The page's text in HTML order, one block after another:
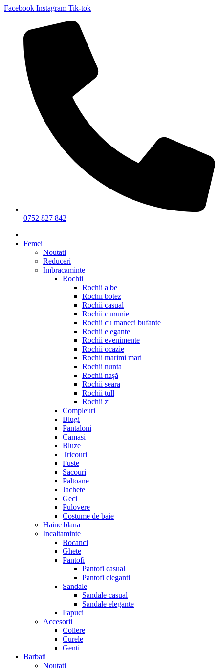
Facebook Instagram Tik-tok
0752 827 842
Femei
Noutati
Reduceri
Imbracaminte
Rochii
Rochii albe
Rochii botez
Rochii casual
Rochii cununie
Rochii cu maneci bufante
Rochii elegante
Rochii evenimente
Rochii ocazie
Rochii marimi mari
Rochii nunta
Rochii nașă
Rochii seara
Rochii tull
Rochii zi
Compleuri
Blugi
Pantaloni
Camasi
Bluze
Tricouri
Fuste
Sacouri
Paltoane
Jachete
Geci
Pulovere
Costume de baie
Haine blana
Incaltaminte
Bocanci
Ghete
Pantofi
Pantofi casual
Pantofi eleganti
Sandale
Sandale casual
Sandale elegante
Papuci
Accesorii
Coliere
Curele
Genti
Barbati
Noutati